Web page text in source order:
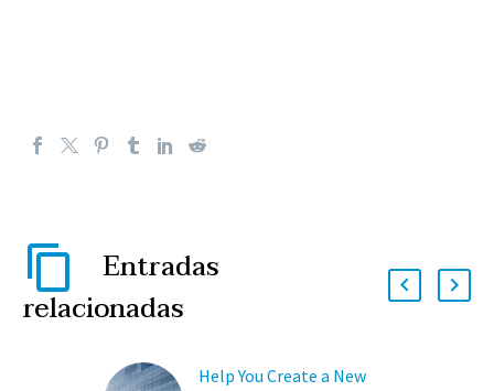
Entradas
relacionadas
Help You Create a New